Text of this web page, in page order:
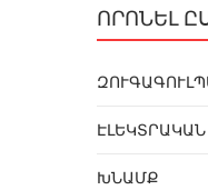
ՈՐՈՆԵԼ
ԽՆԱՄՔ